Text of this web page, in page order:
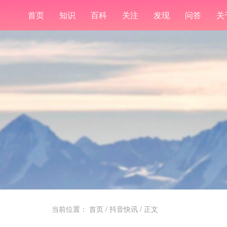
首页 知识 百科 关注 发现 问答 关
当前位置： 首页 / 抖音快讯 / 正文